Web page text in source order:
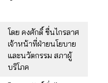
โดย คงศักดิ์ ชื่นไกรลาศ
เจ้าหน้าที่ฝ่ายนโยบาย
และนวัตกรรม สภาผู้
บริโภค